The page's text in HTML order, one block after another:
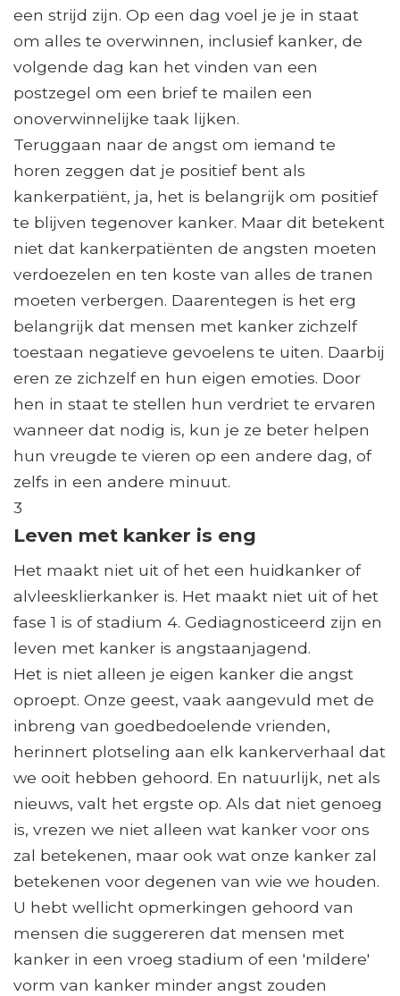
een strijd zijn. Op een dag voel je je in staat
om alles te overwinnen, inclusief kanker, de
volgende dag kan het vinden van een
postzegel om een ​​brief te mailen een
onoverwinnelijke taak lijken.
Teruggaan naar de angst om iemand te
horen zeggen dat je positief bent als
kankerpatiënt, ja, het is belangrijk om positief
te blijven tegenover kanker. Maar dit betekent
niet dat kankerpatiënten de angsten moeten
verdoezelen en ten koste van alles de tranen
moeten verbergen. Daarentegen is het erg
belangrijk dat mensen met kanker zichzelf
toestaan ​​negatieve gevoelens te uiten. Daarbij
eren ze zichzelf en hun eigen emoties. Door
hen in staat te stellen hun verdriet te ervaren
wanneer dat nodig is, kun je ze beter helpen
hun vreugde te vieren op een andere dag, of
zelfs in een andere minuut.
3
Leven met kanker is eng
Het maakt niet uit of het een huidkanker of
alvleesklierkanker is. Het maakt niet uit of het
fase 1 is of stadium 4. Gediagnosticeerd zijn en
leven met kanker is angstaanjagend.
Het is niet alleen je eigen kanker die angst
oproept. Onze geest, vaak aangevuld met de
inbreng van goedbedoelende vrienden,
herinnert plotseling aan elk kankerverhaal dat
we ooit hebben gehoord. En natuurlijk, net als
nieuws, valt het ergste op. Als dat niet genoeg
is, vrezen we niet alleen wat kanker voor ons
zal betekenen, maar ook wat onze kanker zal
betekenen voor degenen van wie we houden.
U hebt wellicht opmerkingen gehoord van
mensen die suggereren dat mensen met
kanker in een vroeg stadium of een 'mildere'
vorm van kanker minder angst zouden